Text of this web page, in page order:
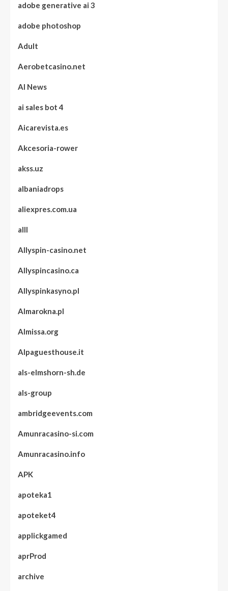
adobe generative ai 3
adobe photoshop
Adult
Aerobetcasino.net
AI News
ai sales bot 4
Aicarevista.es
Akcesoria-rower
akss.uz
albaniadrops
aliexpres.com.ua
alll
Allyspin-casino.net
Allyspincasino.ca
Allyspinkasyno.pl
Almarokna.pl
Almissa.org
Alpaguesthouse.it
als-elmshorn-sh.de
als-group
ambridgeevents.com
Amunracasino-si.com
Amunracasino.info
APK
apoteka1
apoteket4
applickgamed
aprProd
archive